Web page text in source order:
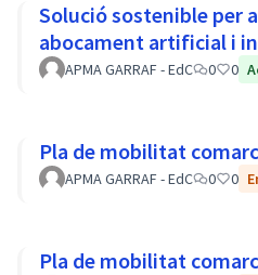
Solució sostenible per
abocament artificial i
APMA GARRAF - EdC 0 0
Pla de mobilitat
APMA GARRAF - EdC 0 0
Pla de mobilitat